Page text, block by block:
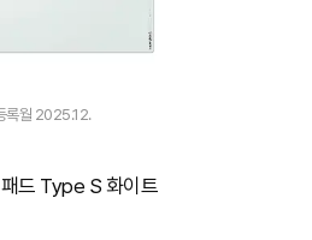
록월 2025.12.
드 Type S 화이트